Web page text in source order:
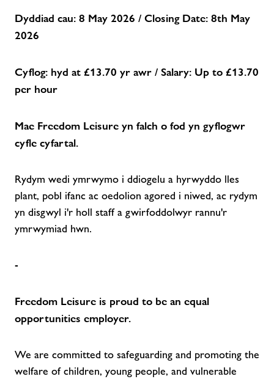
Dyddiad cau: 8 May 2026 / Closing Date: 8th May
2026
Cyflog: hyd at £13.70 yr awr / Salary: Up to £13.70
per hour
Mae Freedom Leisure yn falch o fod yn gyflogwr
cyfle cyfartal.
Rydym wedi ymrwymo i ddiogelu a hyrwyddo lles
plant, pobl ifanc ac oedolion agored i niwed, ac rydym
yn disgwyl i'r holl staff a gwirfoddolwyr rannu'r
ymrwymiad hwn.
-
Freedom Leisure is proud to be an equal
opportunities employer.
We are committed to safeguarding and promoting the
welfare of children, young people, and vulnerable